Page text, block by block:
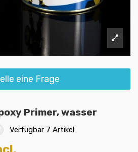
eine Frage
Primer, wasser
Verfügbar 7 Artikel